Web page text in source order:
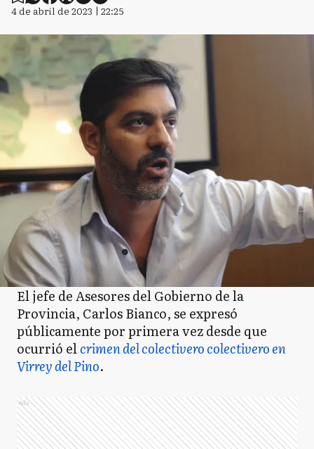
4 de abril de 2023 | 22:25
El jefe de Asesores del Gobierno de la
Provincia, Carlos Bianco, se expresó
públicamente por primera vez desde que
ocurrió elcrimen del colectivero colectivero en
Virrey del Pino.
Ads